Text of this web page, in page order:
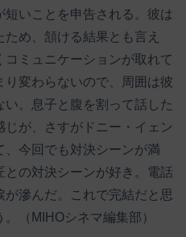
いことを申告される。彼は
め、頷ける結果とも言え
ミュニケーションが取れて
変わらないので、周囲は彼
。息子と腹を割って話した
が、さすがドニー・イェン
今回でも対決シーンが満
の対決シーンが好き。電話
滲んだ。これで完結だと思
（MIHOシネマ編集部）